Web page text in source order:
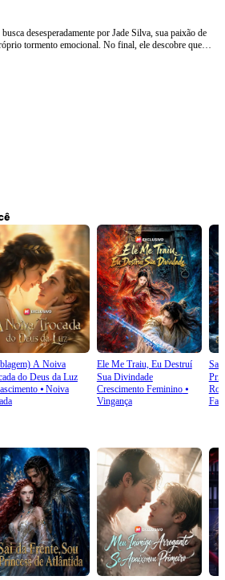
desesperadamente por Jade Silva, sua paixão de
tormento emocional. No final, ele descobre que
encontrar Jade Silva depois de tantos anos?
A Noiva
do Deus da Luz
⦁ Noiva
Ele Me Traiu, Eu Destruí
Sua Divindade
Crescimento Feminino⦁
Vingança
Sai